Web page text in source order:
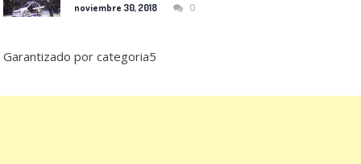
noviembre 30, 2018 0
Garantizado por categoria5